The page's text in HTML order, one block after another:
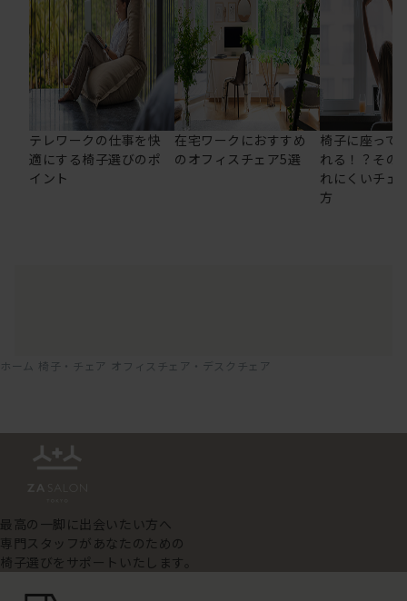
テレワークの仕事を快
適にする椅子選びのポ
イント
在宅ワークにおすすめ
のオフィスチェア5選
椅子に座って
れる！？その
れにくいチェ
方
ホーム 椅子・チェア オフィスチェア・デスクチェア
最高の一脚に出会いたい方へ
専門スタッフがあなたのための
椅子選びをサポートいたします。